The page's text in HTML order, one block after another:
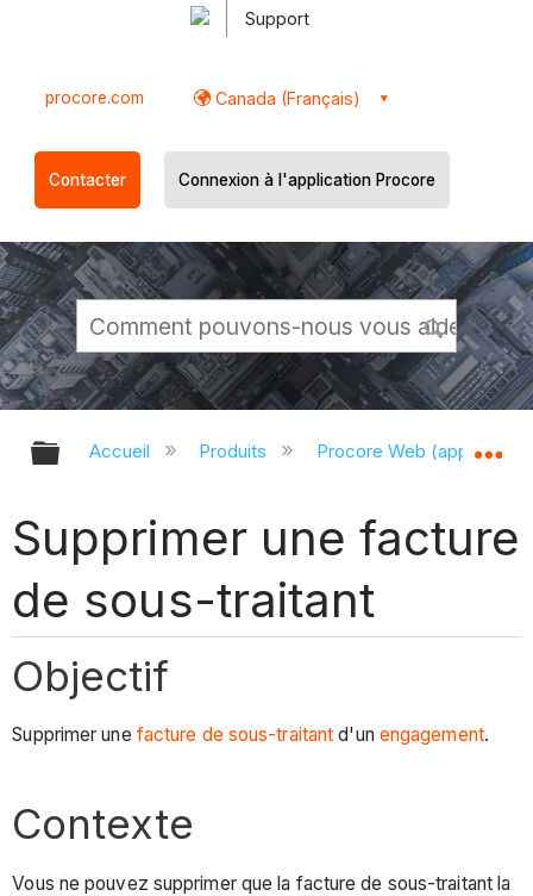
Support
procore.com Canada (Français)
Contacter Connexion à l'application Procore
Développer/réduire la hiérarchie
Accueil Produits Procore Web
Supprimer une facture
de sous-traitant
Objectif
Supprimer une facture de sous-traitant d'un engagement.
Contexte
Vous ne pouvez supprimer que la facture de sous-traitant la